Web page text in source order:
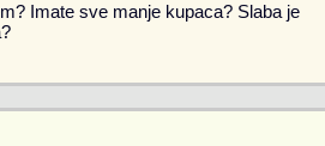
Imate sve manje kupaca? Slaba je